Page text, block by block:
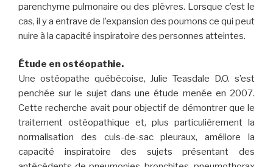
parenchyme pulmonaire ou des plèvres. Lorsque c’est le
cas, il y a entrave de l’expansion des poumons ce qui peut
nuire à la capacité inspiratoire des personnes atteintes.
Étude en ostéopathie.
Une ostéopathe québécoise, Julie Teasdale D.O. s’est
penchée sur le sujet dans une étude menée en 2007.
Cette recherche avait pour objectif de démontrer que le
traitement ostéopathique et, plus particulièrement la
normalisation des culs-de-sac pleuraux, améliore la
capacité inspiratoire des sujets présentant des